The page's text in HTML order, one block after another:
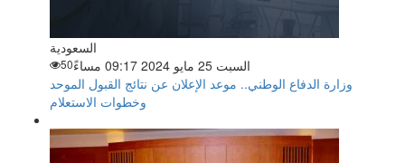
السعودية
السبت 25 مايو 2024 09:17 مساءً
50
وزارة الدفاع الوطني.. موعد الإعلان عن نتائج القبول الموحد
وخطوات الاستعلام